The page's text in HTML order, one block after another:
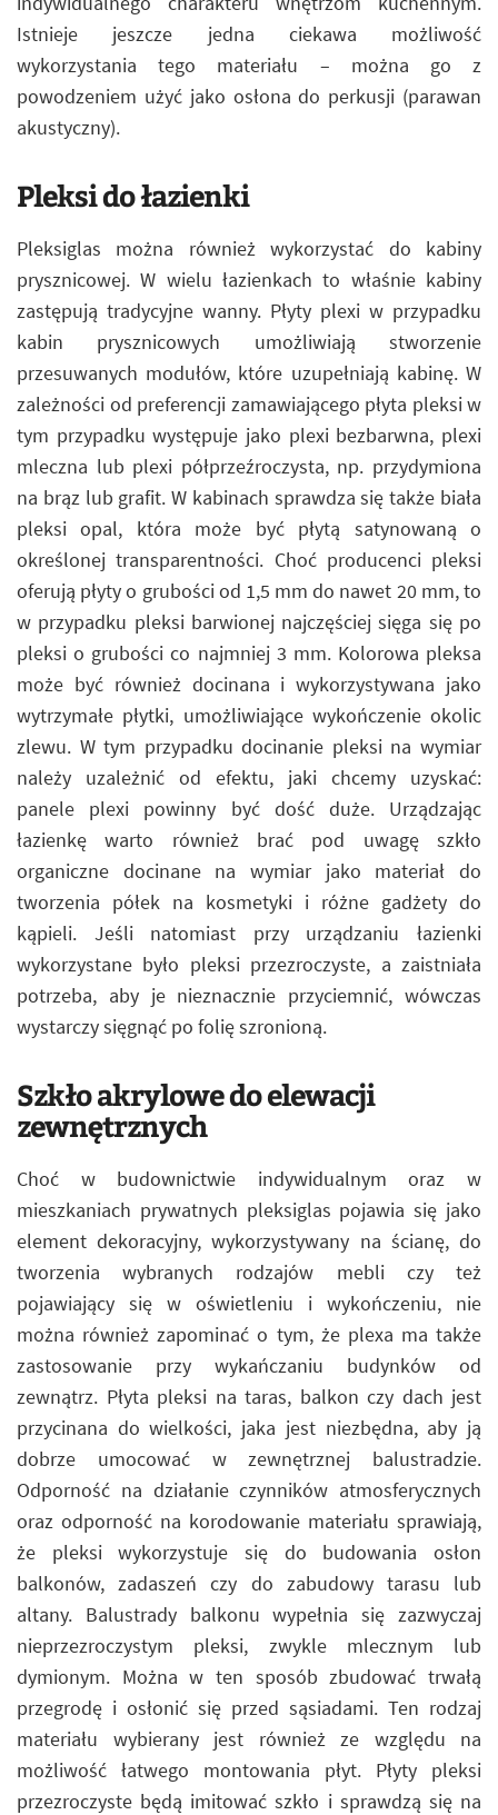
Istnieje jeszcze jedna ciekawa możliwość
wykorzystania tego materiału – można go z
powodzeniem użyć jako osłona do perkusji (parawan
akustyczny).
Pleksi do łazienki
Pleksiglas można również wykorzystać do kabiny
prysznicowej. W wielu łazienkach to właśnie kabiny
zastępują tradycyjne wanny. Płyty plexi w przypadku
kabin prysznicowych umożliwiają stworzenie
przesuwanych modułów, które uzupełniają kabinę. W
zależności od preferencji zamawiającego płyta pleksi w
tym przypadku występuje jako plexi bezbarwna, plexi
mleczna lub plexi półprzeźroczysta, np. przydymiona
na brąz lub grafit. W kabinach sprawdza się także biała
pleksi opal, która może być płytą satynowaną o
określonej transparentności. Choć producenci pleksi
oferują płyty o grubości od 1,5 mm do nawet 20 mm, to
w przypadku pleksi barwionej najczęściej sięga się po
pleksi o grubości co najmniej 3 mm. Kolorowa pleksa
może być również docinana i wykorzystywana jako
wytrzymałe płytki, umożliwiające wykończenie okolic
zlewu. W tym przypadku docinanie pleksi na wymiar
należy uzależnić od efektu, jaki chcemy uzyskać:
panele plexi powinny być dość duże. Urządzając
łazienkę warto również brać pod uwagę szkło
organiczne docinane na wymiar jako materiał do
tworzenia półek na kosmetyki i różne gadżety do
kąpieli. Jeśli natomiast przy urządzaniu łazienki
wykorzystane było pleksi przezroczyste, a zaistniała
potrzeba, aby je nieznacznie przyciemnić, wówczas
wystarczy sięgnąć po folię szronioną.
Szkło akrylowe do elewacji
zewnętrznych
Choć w budownictwie indywidualnym oraz w
mieszkaniach prywatnych pleksiglas pojawia się jako
element dekoracyjny, wykorzystywany na ścianę, do
tworzenia wybranych rodzajów mebli czy też
pojawiający się w oświetleniu i wykończeniu, nie
można również zapominać o tym, że plexa ma także
zastosowanie przy wykańczaniu budynków od
zewnątrz. Płyta pleksi na taras, balkon czy dach jest
przycinana do wielkości, jaka jest niezbędna, aby ją
dobrze umocować w zewnętrznej balustradzie.
Odporność na działanie czynników atmosferycznych
oraz odporność na korodowanie materiału sprawiają,
że pleksi wykorzystuje się do budowania osłon
balkonów, zadaszeń czy do zabudowy tarasu lub
altany. Balustrady balkonu wypełnia się zazwyczaj
nieprzezroczystym pleksi, zwykle mlecznym lub
dymionym. Można w ten sposób zbudować trwałą
przegrodę i osłonić się przed sąsiadami. Ten rodzaj
materiału wybierany jest również ze względu na
możliwość łatwego montowania płyt. Płyty pleksi
przezroczyste będą imitować szkło i sprawdzą się na